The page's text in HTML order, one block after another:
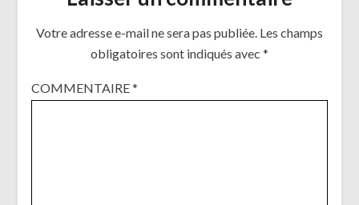
Votre adresse e-mail ne sera pas publiée. Les champs
obligatoires sont indiqués avec *
COMMENTAIRE*